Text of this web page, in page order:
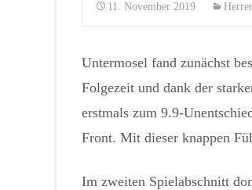
11. November 2019
Untermosel fand zunächst
Folgezeit und dank der
erstmals zum 9.9-
Front. Mit dieser knappen
Im zweiten Spielabschnitt